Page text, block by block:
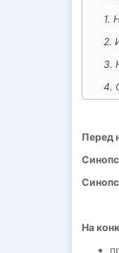
1.
2.
3.
4.
Перед
На